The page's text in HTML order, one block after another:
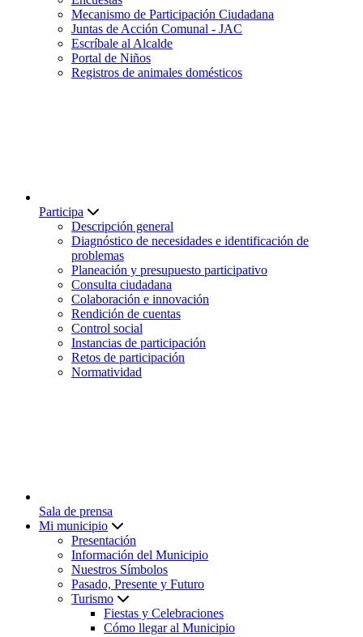
Mecanismo de Participación Ciudadana
Juntas de Acción Comunal - JAC
Escríbale al Alcalde
Portal de Niños
Registros de animales domésticos
Participa
Descripción general
Diagnóstico de necesidades e identificación de
problemas
Planeación y presupuesto participativo
Consulta ciudadana
Colaboración e innovación
Rendición de cuentas
Control social
Instancias de participación
Retos de participación
Normatividad
Sala de prensa
Mi municipio
Presentación
Información del Municipio
Nuestros Símbolos
Pasado, Presente y Futuro
Turismo
Fiestas y Celebraciones
Cómo llegar al Municipio